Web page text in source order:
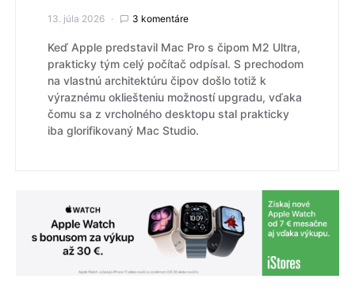
13. júla 2026 3 komentáre
Keď Apple predstavil Mac Pro s čipom M2 Ultra,
prakticky tým celý počítač odpísal. S prechodom
na vlastnú architektúru čipov došlo totiž k
výraznému okliešteniu možností upgradu, vďaka
čomu sa z vrcholného desktopu stal prakticky
iba glorifikovaný Mac Studio.